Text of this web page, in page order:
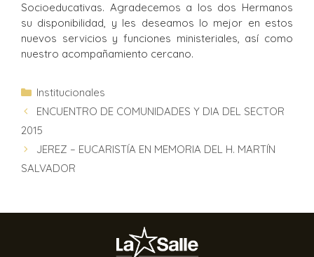
Socioeducativas. Agradecemos a los dos Hermanos
su disponibilidad, y les deseamos lo mejor en estos
nuevos servicios y funciones ministeriales, así como
nuestro acompañamiento cercano.
Institucionales
ENCUENTRO DE COMUNIDADES Y DIA DEL SECTOR
2015
JEREZ – EUCARISTÍA EN MEMORIA DEL H. MARTÍN
SALVADOR